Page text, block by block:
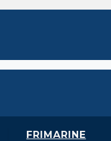
FRIMARINE